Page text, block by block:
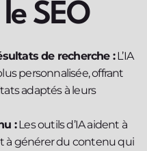
SEO
de recherche :L’IA
personnalisée, offrant
adaptés à leurs
:Les outils d’IA aident à
à générer du contenu qui